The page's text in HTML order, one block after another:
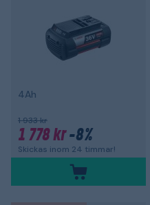
4Ah
1 933 kr
1 778 kr-8%
Skickas inom 24 timmar!